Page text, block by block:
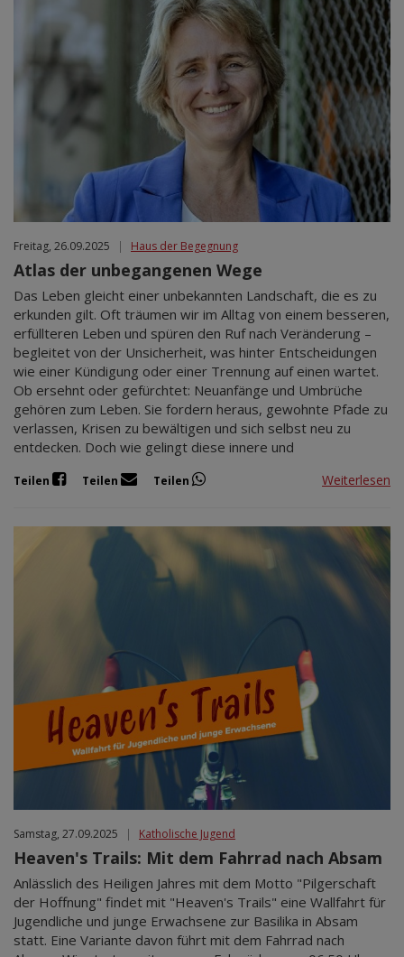
Freitag, 26.09.2025 | Haus der Begegnung
Atlas der unbegangenen Wege
Das Leben gleicht einer unbekannten Landschaft, die es zu
erkunden gilt. Oft träumen wir im Alltag von einem besseren,
erfüllteren Leben und spüren den Ruf nach Veränderung –
begleitet von der Unsicherheit, was hinter Entscheidungen
wie einer Kündigung oder einer Trennung auf einen wartet.
Ob ersehnt oder gefürchtet: Neuanfänge und Umbrüche
gehören zum Leben. Sie fordern heraus, gewohnte Pfade zu
verlassen, Krisen zu bewältigen und sich selbst neu zu
entdecken. Doch wie gelingt diese innere und
Teilen Teilen Teilen Weiterlesen
Samstag, 27.09.2025 | Katholische Jugend
Heaven's Trails: Mit dem Fahrrad nach Absam
Anlässlich des Heiligen Jahres mit dem Motto "Pilgerschaft
der Hoffnung" findet mit "Heaven's Trails" eine Wallfahrt für
Jugendliche und junge Erwachsene zur Basilika in Absam
statt. Eine Variante davon führt mit dem Fahrrad nach